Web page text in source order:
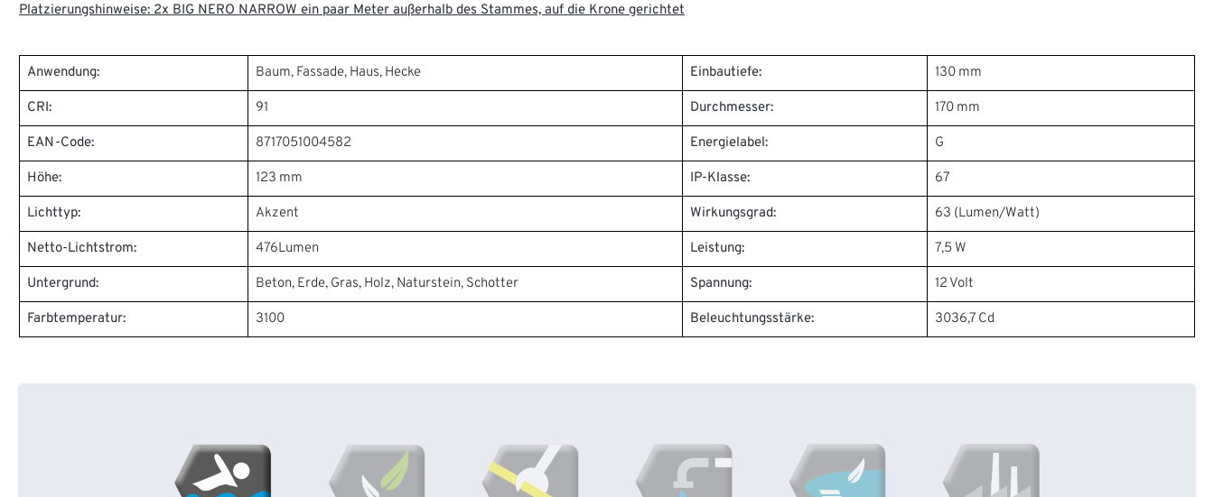
Platzierungshinweise: 2x BIG NERO NARROW ein paar Meter außerhalb des Stammes, auf die Krone gerichtet
Anwendung: Baum, Fassade, Haus, Hecke Einbautiefe: 130 mm
CRI: 91 Durchmesser: 170 mm
EAN-Code: 8717051004582 Energielabel: G
Höhe: 123 mm IP-Klasse: 67
Lichttyp: Akzent Wirkungsgrad: 63 (Lumen/Watt)
Netto-Lichtstrom: 476Lumen Leistung: 7,5 W
Untergrund: Beton, Erde, Gras, Holz, Naturstein, Schotter Spannung: 12 Volt
Farbtemperatur: 3100 Beleuchtungsstärke: 3036,7 Cd